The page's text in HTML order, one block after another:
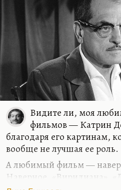
Видите ли, моя
фильмов — Катрин
благодаря его картинам,
вообще не лучшая ее роль.
А любимый фильм —
Наверное, «Виридиана».